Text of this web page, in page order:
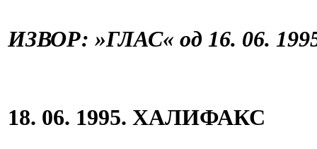
ИЗВОР: »ГЛАС« од 16. 06.
18. 06. 1995. ХАЛИФАКС